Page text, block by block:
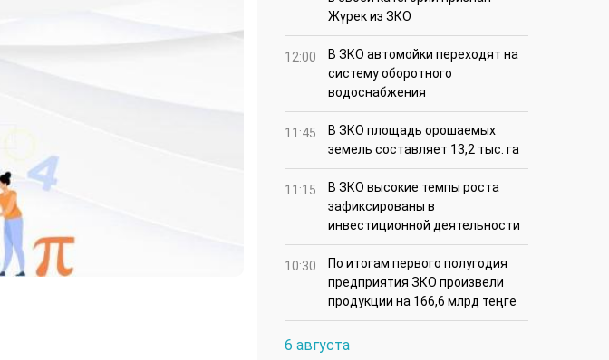
Жүрек из ЗКО
12:00
В ЗКО автомойки переходят на
систему оборотного
водоснабжения
11:45
В ЗКО площадь орошаемых
земель составляет 13,2 тыс. га
11:15
В ЗКО высокие темпы роста
зафиксированы в
инвестиционной деятельности
10:30
По итогам первого полугодия
предприятия ЗКО произвели
продукции на 166,6 млрд теңге
6 августа